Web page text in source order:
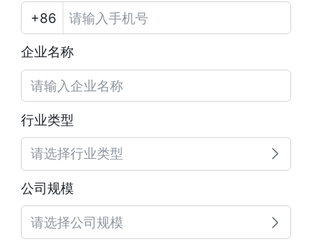
企业名称
行业类型
请选择行业类型
公司规模
请选择公司规模